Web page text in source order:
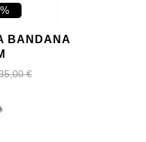
BANDANA
€